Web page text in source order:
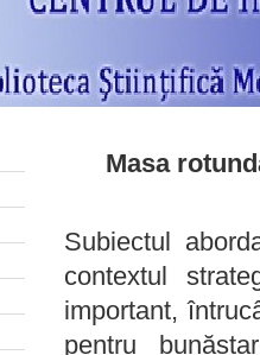
Masa
Subiectul
contextul
important,
pentru